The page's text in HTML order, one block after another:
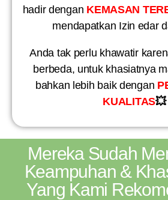
hadir dengan KEMASAN
mendapatkan Izin edar
Anda tak perlu khawatir
berbeda, untuk khasiatnya
bahkan lebih baik dengan
KUALITAS💥
Mereka Sudah
Keampuhan &
Yang Kami